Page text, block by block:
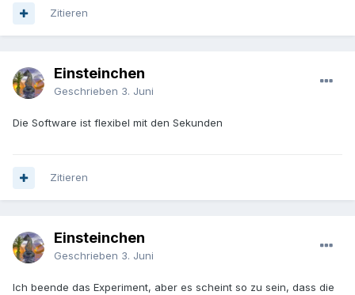
Zitieren
Einsteinchen
Geschrieben 3. Juni
Die Software ist flexibel mit den Sekunden
Zitieren
Einsteinchen
Geschrieben 3. Juni
Ich beende das Experiment, aber es scheint so zu sein, dass die